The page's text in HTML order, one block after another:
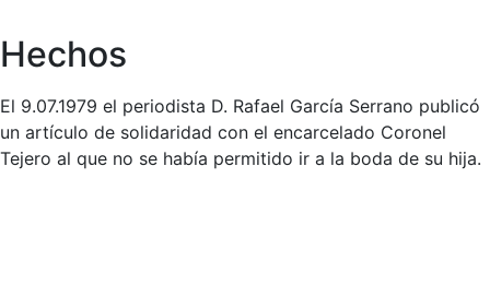
Hechos
El 9.07.1979 el periodista D. Rafael García Serrano publicó
un artículo de solidaridad con el encarcelado Coronel
Tejero al que no se había permitido ir a la boda de su hija.